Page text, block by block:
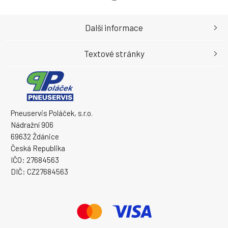
Pneuservis Poláček, s.r.o.
Nádražní 906
69632 Ždánice
Česká Republika
IČO: 27684563
DIČ: CZ27684563
Další informace
Textové stránky